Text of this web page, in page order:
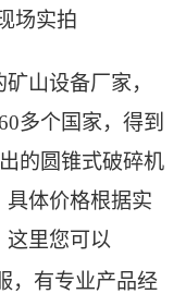
场实拍
山设备厂家，
多个国家，得到
的圆锥式破碎机
体价格根据实
这里您可以
，有专业产品经